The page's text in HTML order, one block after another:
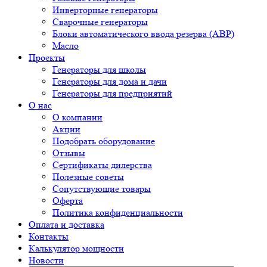
Инверторные генераторы
Сварочные генераторы
Блоки автоматического ввода резерва (АВР)
Масло
Проекты
Генераторы для школы
Генераторы для дома и дачи
Генераторы для предприятий
О нас
О компании
Акции
Подобрать оборудование
Отзывы
Сертификаты дилерства
Полезные советы
Сопутствующие товары
Оферта
Политика конфиденциальности
Оплата и доставка
Контакты
Калькулятор мощности
Новости